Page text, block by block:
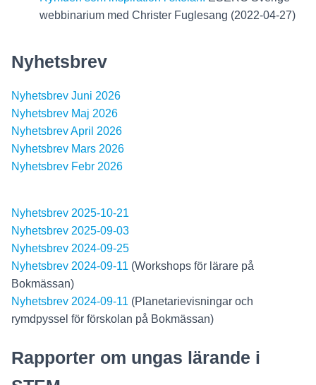
webbinarium med Christer Fuglesang (2022-04-27)
Nyhetsbrev
Nyhetsbrev Juni 2026
Nyhetsbrev Maj 2026
Nyhetsbrev April 2026
Nyhetsbrev Mars 2026
Nyhetsbrev Febr 2026
Nyhetsbrev 2025-10-21
Nyhetsbrev 2025-09-03
Nyhetsbrev 2024-09-25
Nyhetsbrev 2024-09-11 (Workshops för lärare på
Bokmässan)
Nyhetsbrev 2024-09-11 (Planetarievisningar och
rymdpyssel för förskolan på Bokmässan)
Rapporter om ungas lärande i